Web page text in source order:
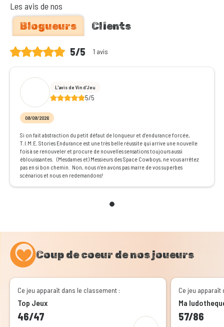
Coup de coeur de nos joueurs
Ce jeu apparaît dans le classement :
Top Jeux
46/47
Ce jeu apparaît
Ma
57/86
Les avis de nos
Blogueurs Clients
5/5 1 avis
L'avis de Vin d'Jeu
5/5
08/08/2026
Si on fait abstraction du petit défaut de longueur et d’endurance forcée,
T.I.M.E. Stories Endurance est une très belle réussite qui arrive une nouvelle
fois à se renouveler et procure de nouvelles sensations toujours aussi
éblouissantes. (Mesdames et) Messieurs des Space Cowboys, ne vous arrêtez
pas en si bon chemin. Non, nous n’en avons pas marre de vos superbes
scénarios et nous en redemandons!